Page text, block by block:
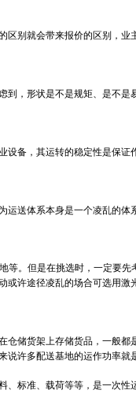
区别就会带来报价的区别，
到，形状是不是规矩、是不
设备，其运转的稳定性是保
运送体系本身是一个凌乱的
等。但是在挑选时，一定要
许途径凌乱的场合可选用激
仓储货架上存储货品，一般
说许多配送基地的运作功率就
、标准、载荷等等，是一次